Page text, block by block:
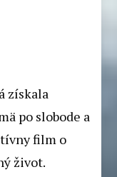
získala
po slobode a
film o
život.